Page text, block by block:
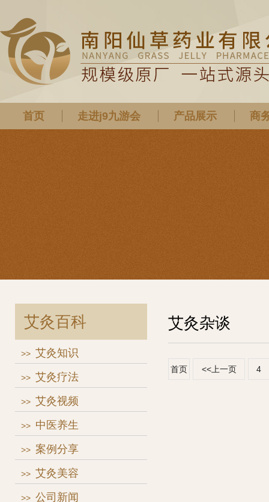
首页 走进j9九游会 产品展示 商
艾灸百科
>> 艾灸知识
>> 艾灸疗法
>> 艾灸视频
>> 中医养生
>> 案例分享
>> 艾灸美容
>> 公司新闻
艾灸杂谈
首页 <<上一页 4